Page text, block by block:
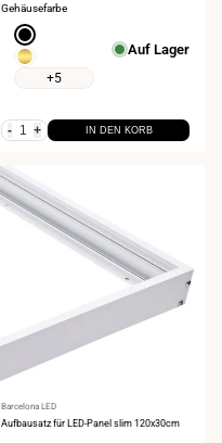
Gehäusefarbe
Schwarz
Gold
+5
Auf Lager
- + IN DEN KORB
Anbieter:
Barcelona LED
Aufbausatz für LED-Panel slim 120x30cm